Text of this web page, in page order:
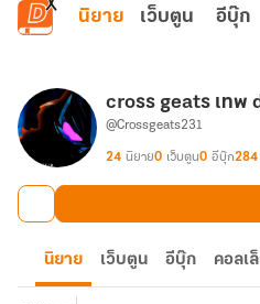
ข้ามไปยังเนื้อหาหลัก
นิยาย เว็บตูน อีบุ๊ก
cross geats เทพ
@Crossgeats231
24 นิยาย0 เว็บตูน0 อีบุ๊ก284
นิยาย เว็บตูน อีบุ๊ก คอลเ